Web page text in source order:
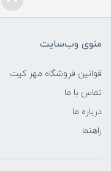
منوی وب‌سایت
قوانین فروشگاه مهر کیت
تماس با ما
درباره ما
راهنما